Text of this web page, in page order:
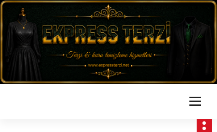
İ
r
e
g